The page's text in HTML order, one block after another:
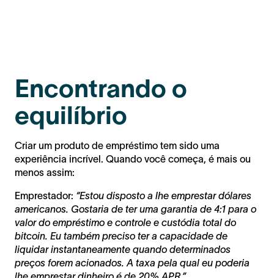
Encontrando o
equilíbrio
Criar um produto de empréstimo tem sido uma
experiência incrível. Quando você começa, é mais ou
menos assim:
Emprestador: “Estou disposto a lhe emprestar dólares
americanos. Gostaria de ter uma garantia de 4:1 para o
valor do empréstimo e controle e custódia total do
bitcoin. Eu também preciso ter a capacidade de
liquidar instantaneamente quando determinados
preços forem acionados. A taxa pela qual eu poderia